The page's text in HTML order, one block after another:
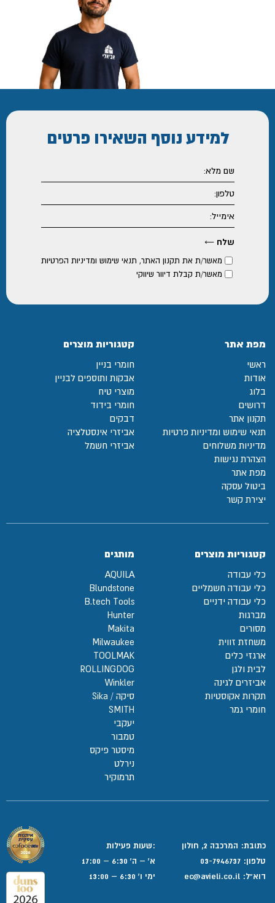
למידע נוסף השאירו פרטים
מאשר/ת את תקנון האתר, תנאי שימוש ומדיניות הפרטיות
מאשר/ת קבלת דיוור שיווקי
מפת אתר
ראשי
אודות
בלוג
דרושים
תקנון אתר
תנאי שימוש ומדיניות פרטיות
מדיניות משלוחים
הצהרת נגישות
מפת אתר
ביטול עסקה
יצירת קשר
קטגוריות מוצרים
חומרי בניין
אבקות ותוספים לבניין
מוצרי טיח
חומרי בידוד
דבקים
אביזרי אינסטלציה
אביזרי חשמל
קטגוריות מוצרים
כלי עבודה
כלי עבודה חשמליים
כלי עבודה ידניים
מברגות
מסורים
משחזת זווית
ארגזי כלים
לבית ולגן
אביזרים לגינה
תקרות אקוסטיות
חומרי גמר
מותגים
AQUILA
Blundstone
B.tech Tools
Hunter
Makita
Milwaukee
TOOLMAK
ROLLINGDOG
Winkler
סיקה / Sika
SMITH
יעקבי
טמבור
מיסטר פיקס
נירלט
תרמוקיר
כתובת: המרכבה 2, חולון
טלפון: 03-7946737
דוא”ל:
:שעות פעילות
א' – ה' 6:30 – 17:00
ימי ו' 6:30 – 13:00